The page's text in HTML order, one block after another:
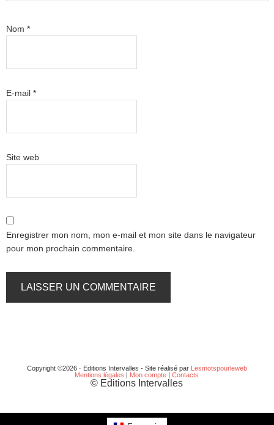
Nom *
E-mail *
Site web
Enregistrer mon nom, mon e-mail et mon site dans le navigateur
pour mon prochain commentaire.
Copyright ©2026 · Editions Intervalles - Site réalisé par Lesmotspourleweb
Mentions légales
Mon compte |Contacts
© Editions Intervalles